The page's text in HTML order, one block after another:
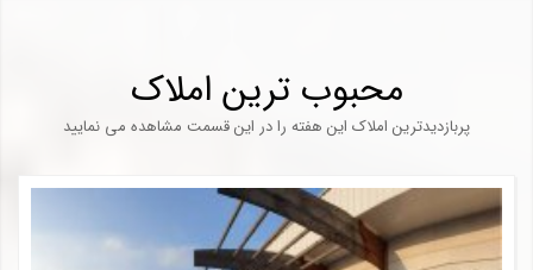
محبوب ترین املاک
پربازدیدترین املاک این هفته را در این قسمت مشاهده می نمایید